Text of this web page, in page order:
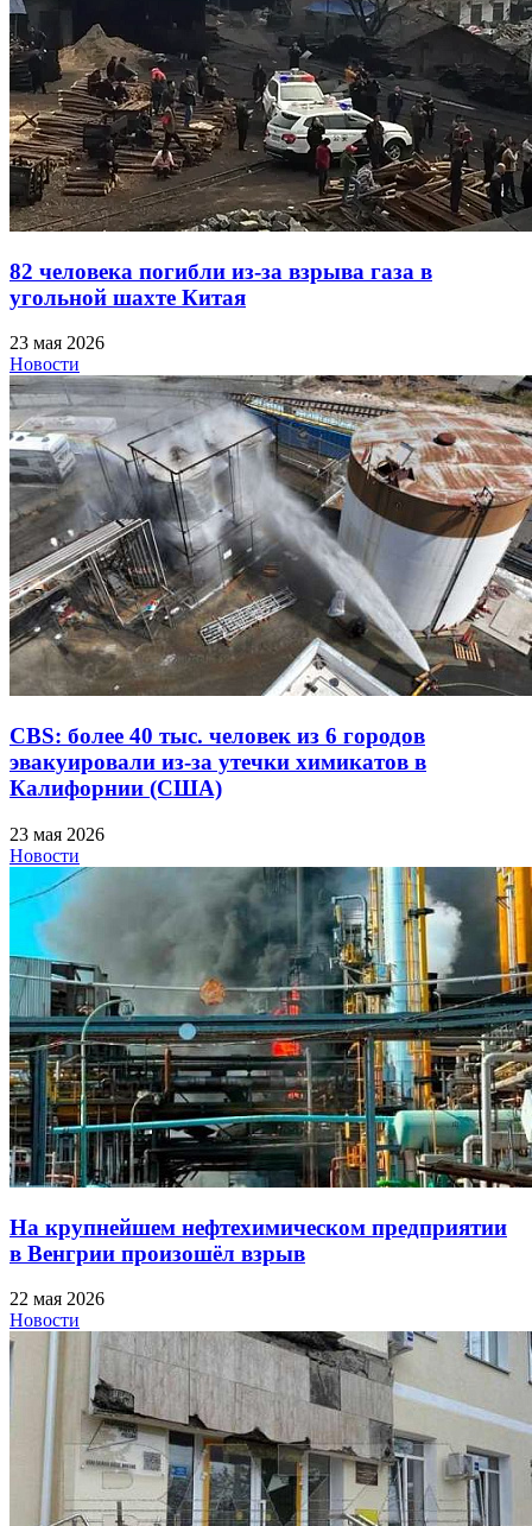
82 человека погибли из-за взрыва газа в
угольной шахте Китая
23 мая 2026
Новости
CBS: более 40 тыс. человек из 6 городов
эвакуировали из-за утечки химикатов в
Калифорнии (США)
23 мая 2026
Новости
На крупнейшем нефтехимическом предприятии
в Венгрии произошёл взрыв
22 мая 2026
Новости